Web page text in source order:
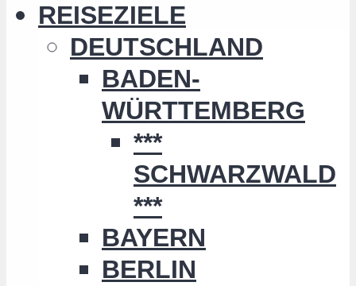
REISEZIELE
DEUTSCHLAND
BADEN-
WÜRTTEMBERG
***
SCHWARZWALD
***
BAYERN
BERLIN